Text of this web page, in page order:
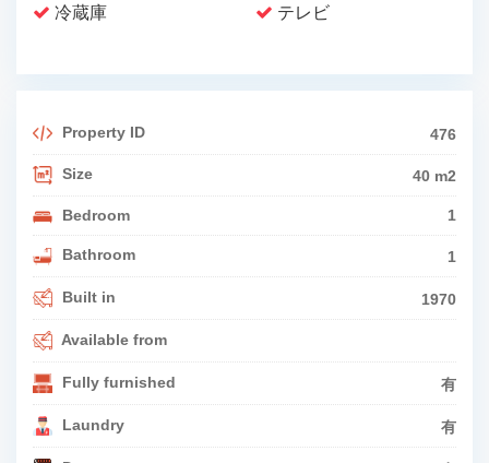
冷蔵庫 テレビ
Property ID 476
Size 40 m2
Bedroom 1
Bathroom 1
Built in 1970
Available from
Fully furnished 有
Laundry 有